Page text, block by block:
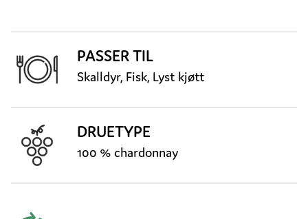
PASSER TIL
Skalldyr, Fisk, Lyst kjøtt
DRUETYPE
100 % chardonnay